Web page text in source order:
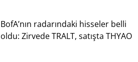
BofA’nın radarındaki hisseler belli
oldu: Zirvede TRALT, satışta THYAO